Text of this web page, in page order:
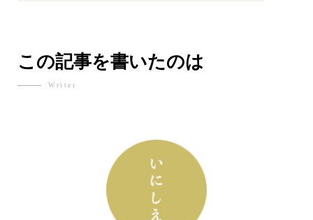
この記事を書いたのは
Writer